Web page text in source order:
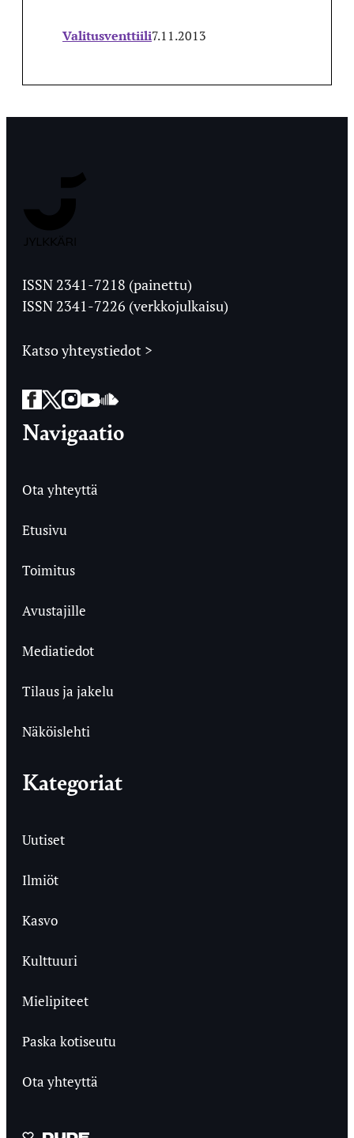
Valitusventtiili7.11.2013
Ylioppilaslehti
ISSN 2341-7218 (painettu)
ISSN 2341-7226 (verkkojulkaisu)
Katso yhteystiedot >
Facebook
Twitter
Instagram
YouTube
SoundCloud
Navigaatio
Ota yhteyttä
Etusivu
Toimitus
Avustajille
Mediatiedot
Tilaus ja jakelu
Näköislehti
Kategoriat
Uutiset
Ilmiöt
Kasvo
Kulttuuri
Mielipiteet
Paska kotiseutu
Ota yhteyttä